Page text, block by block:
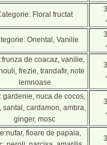
Floral fructat
Oriental, Vanilie
de coacaz, vanilie,
frezie, trandafir, note
lemnoase
gardenie, nuca de cocos,
santal, cardamon, ambra,
ginger, mosc
floare de papaia,